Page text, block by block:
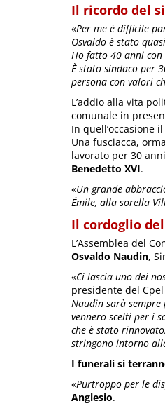
Il ricordo del
«Per me è difficile
Osvaldo è stato
Ho fatto 40 anni con
È stato sindaco per
persona con valori
L’addio alla vita
comunale in
In quell’occasione
Una fusciacca,
lavorato per 30
Benedetto XVI.
«Un grande
Émile, alla sorella
Il cordoglio
L’Assemblea del
Osvaldo Naudin,
«Ci lascia uno dei
presidente del Cpel
Naudin sarà
vennero scelti per i
che è stato
stringono intorno
I funerali si
«Purtroppo per le
Anglesio.